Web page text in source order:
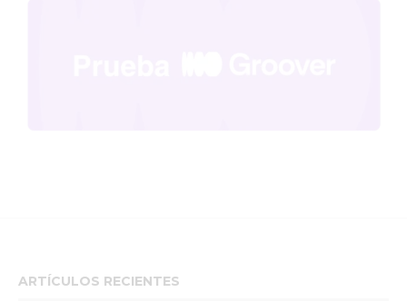
ARTÍCULOS RECIENTES